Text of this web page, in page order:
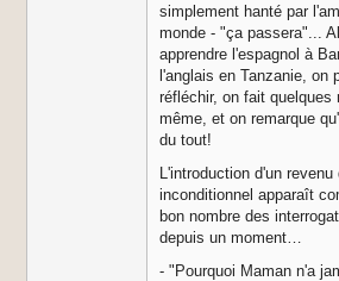
simplement hanté par
monde - "ça passera"...
apprendre l'espagnol à
l'anglais en Tanzanie, on
réfléchir, on fait quelques
même, et on remarque
du tout!
L'introduction d'un revenu
inconditionnel apparaît
bon nombre des
depuis un moment…
- "Pourquoi Maman n'a